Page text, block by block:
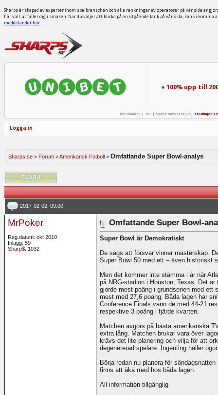
Sharps är skapad av experter inom spelbranschen och alla rankningar av operatörer på vår sida är
har valt ut faller dig i smaken. När du väljer att klicka på en utgående länk på vår sida, kan vi
meddelandet här.
+100% upp till
Reklamlänk | 18+ | Spela ansvarsfullt | stodlinjen.se
Logga in
Sharps.se > Forum >Amerikansk Fotboll > Omfattande Super Bowl-analys
2017-02-02, 09:00
MrPoker
Reg.datum: okt 2010
Inlägg: 59
Sharp$: 1032
Omfattande Super Bowl-
Super Bowl är Demokratiskt
De sägs att försvar vinner mästerskap.
Super Bowl 50 med ett – även historiskt
Men det kommer inte stämma i år när
på NRG-stadion i Houston, Texas. Det
gjorde mest poäng i grundserien med ett
mest med 27,6 poäng. Båda lagen har
Conference Finals vann de med 44-21
respektive 3 poäng i fjärde kvarten.
Matchen avgörs på bästa amerikanska
extra lång. Matchen brukar vara över
krävs det lite planering och vilja för att
degenererad spelare. Ingenting håller
Börja redan nu planera för
finns att åka med hos båda lagen.
All information tillgänglig